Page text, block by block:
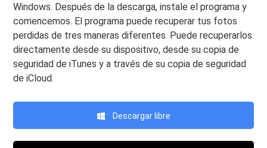
Windows. Después de la descarga, instale el programa y
comencemos. El programa puede recuperar tus fotos
perdidas de tres maneras diferentes. Puede recuperarlos
directamente desde su dispositivo, desde su copia de
seguridad de iTunes y a través de su copia de seguridad
de iCloud.
Descargar libre